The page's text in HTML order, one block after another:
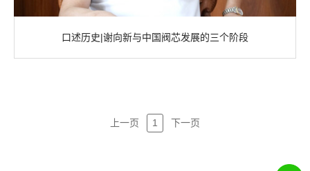
口述历史|谢向新与中国阀芯发展的三个阶段
上一页 1 下一页